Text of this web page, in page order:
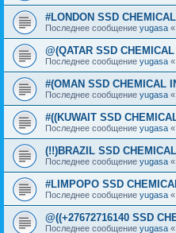
#LONDON SSD
Последнее сообщение yugasa «
@(QATAR SSD
Последнее сообщение yugasa «
#(OMAN SSD CHEMICAL
Последнее сообщение yugasa «
#((KUWAIT SSD
Последнее сообщение yugasa «
(!!)BRAZIL SSD
Последнее сообщение yugasa «
#LIMPOPO SSD
Последнее сообщение yugasa «
@((+27672716140 SSD
Последнее сообщение yugasa «